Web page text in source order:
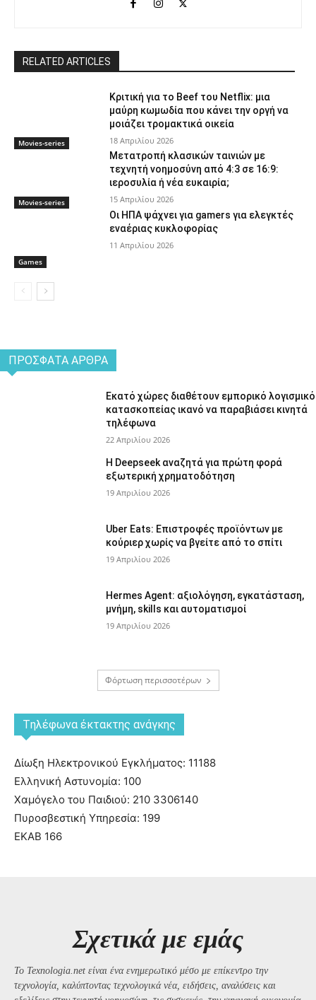
RELATED ARTICLES
Movies-series
Κριτική για το Beef του Netflix: μια
μαύρη κωμωδία που κάνει την οργή να
μοιάζει τρομακτικά οικεία
18 Απριλίου 2026
Movies-series
Μετατροπή κλασικών ταινιών με
τεχνητή νοημοσύνη από 4:3 σε 16:9:
ιεροσυλία ή νέα ευκαιρία;
15 Απριλίου 2026
Games
Οι ΗΠΑ ψάχνει για gamers για ελεγκτές
εναέριας κυκλοφορίας
11 Απριλίου 2026
ΠΡΌΣΦΑΤΑ ΆΡΘΡΑ
Εκατό χώρες διαθέτουν εμπορικό λογισμικό
κατασκοπείας ικανό να παραβιάσει κινητά
τηλέφωνα
22 Απριλίου 2026
Η Deepseek αναζητά για πρώτη φορά
εξωτερική χρηματοδότηση
19 Απριλίου 2026
Uber Eats: Επιστροφές προϊόντων με
κούριερ χωρίς να βγείτε από το σπίτι
19 Απριλίου 2026
Hermes Agent: αξιολόγηση, εγκατάσταση,
μνήμη, skills και αυτοματισμοί
19 Απριλίου 2026
Φόρτωση περισσοτέρων
Tηλέφωνα έκτακτης ανάγκης
Δίωξη Ηλεκτρονικού Εγκλήματος: 11188
Ελληνική Αστυνομία: 100
Χαμόγελο του Παιδιού: 210 3306140
Πυροσβεστική Υπηρεσία: 199
ΕΚΑΒ 166
Σχετικά με εμάς
Το Texnologia.net είναι ένα ενημερωτικό μέσο με επίκεντρο την
τεχνολογία, καλύπτοντας τεχνολογικά νέα, ειδήσεις, αναλύσεις και